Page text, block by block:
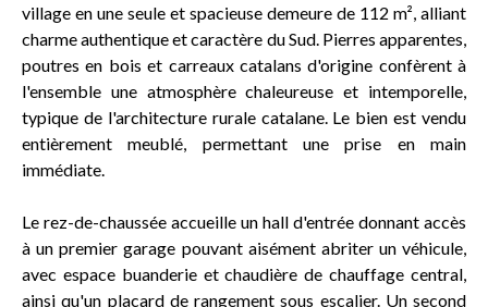
village en une seule et spacieuse demeure de 112 m², alliant
charme authentique et caractère du Sud. Pierres apparentes,
poutres en bois et carreaux catalans d'origine confèrent à
l'ensemble une atmosphère chaleureuse et intemporelle,
typique de l'architecture rurale catalane. Le bien est vendu
entièrement meublé, permettant une prise en main
immédiate.
Le rez-de-chaussée accueille un hall d'entrée donnant accès
à un premier garage pouvant aisément abriter un véhicule,
avec espace buanderie et chaudière de chauffage central,
ainsi qu'un placard de rangement sous escalier. Un second